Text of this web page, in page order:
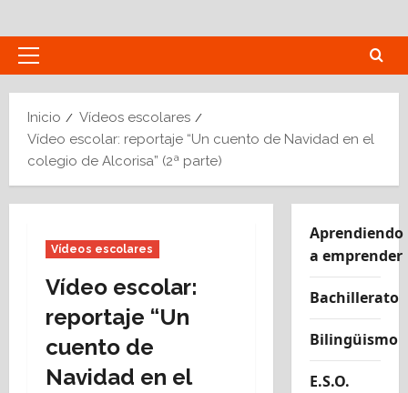
al
contenido
Menú
Inicio
Vídeos escolares
Vídeo escolar: reportaje “Un cuento de Navidad en el
colegio de Alcorisa” (2ª parte)
Vídeos escolares
Vídeo escolar:
reportaje “Un
cuento de
Navidad en el
Aprendiendo
a emprender
Bachillerato
Bilingüismo
E.S.O.